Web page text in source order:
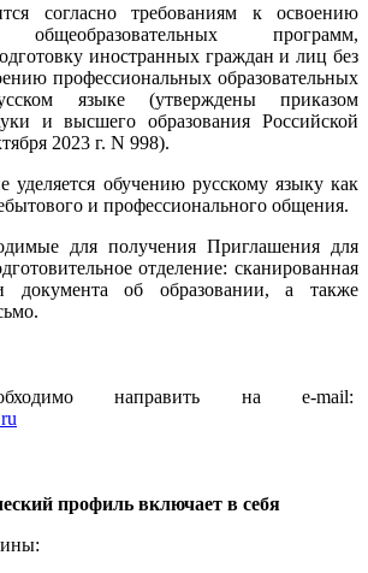
согласно требованиям к освоению
общеобразовательных программ,
иностранных граждан и лиц без
профессиональных образовательных
языке (утверждены приказом
и высшего образования Российской
2023 г. N 998).
уделяется обучению русскому языку как
и профессионального общения.
для получения Приглашения для
отделение: сканированная
документа об образовании, а также
направить на e-mail:
профиль включает в себя